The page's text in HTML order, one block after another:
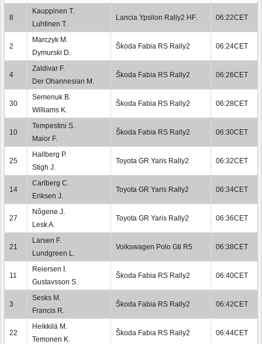
8
Kauppinen T.
Luhtinen T.
Lancia Ypsilon Rally2 HF. 06:22CET
2
Marczyk M.
Dymurski D.
Škoda Fabia RS Rally2 06:24CET
4
Zaldivar F.
Der Ohannesian M.
Škoda Fabia RS Rally2 06:26CET
30
Semenuk B.
Williams K.
Škoda Fabia RS Rally2 06:28CET
10
Tempestini S.
Maior F.
Škoda Fabia RS Rally2 06:30CET
25
Hallberg P.
Stigh J.
Toyota GR Yaris Rally2 06:32CET
14
Carlberg C.
Eriksen J.
Toyota GR Yaris Rally2 06:34CET
27
Nõgene J.
Lesk A.
Toyota GR Yaris Rally2 06:36CET
21
Larsen F.
Lundgreen L.
Volkswagen Polo Gti R5 06:38CET
11
Reiersen I.
Gustavsson S.
Škoda Fabia RS Rally2 06:40CET
3
Sesks M.
Francis R.
Škoda Fabia RS Rally2 06:42CET
22
Heikkilä M.
Temonen K.
Škoda Fabia RS Rally2 06:44CET